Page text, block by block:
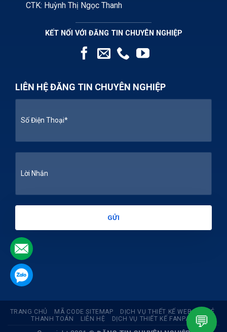
CTK: Huỳnh Thị Ngọc Thanh
KẾT NỐI VỚI ĐĂNG TIN CHUYÊN NGHIỆP
LIÊN HỆ ĐĂNG TIN CHUYÊN NGHIỆP
TRANG CHỦ MÃ CODE SITEMAP
DỊCH VỤ THIẾT KẾ WEB GIÁ RẺ
THANH TOÁN
LIÊN HỆ DỊCH VỤ THIẾT KẾ FANPAGE
.
.
💬